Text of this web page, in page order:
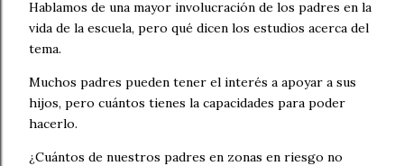
perfecto. Y aquí quiero ser honesto: ningún detector es
infalible, y no pondría las manos al fuego por cada caso
Hablamos de una mayor involucración de los padres en la
vida de la escuela, pero qué dicen los estudios acerca del
tema.
Muchos padres pueden tener el interés a apoyar a sus
hijos, pero cuántos tienes la capacidades para poder
hacerlo.
¿Cuántos de nuestros padres en zonas en riesgo no